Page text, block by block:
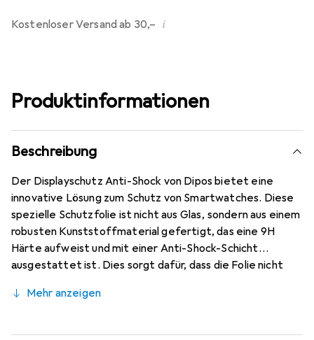
Kostenloser Versand ab 30,– i
Produktinformationen
Beschreibung
Der Displayschutz Anti-Shock von Dipos bietet eine
innovative Lösung zum Schutz von Smartwatches. Diese
spezielle Schutzfolie ist nicht aus Glas, sondern aus einem
robusten Kunststoffmaterial gefertigt, das eine 9H
Härte aufweist und mit einer Anti-Shock-Schicht
ausgestattet ist. Dies sorgt dafür, dass die Folie nicht
den täglichen Gebrauch macht. Mit einer Dicke von nur
unverändert, während die oleophobische Anti-
Mehr anzeigen